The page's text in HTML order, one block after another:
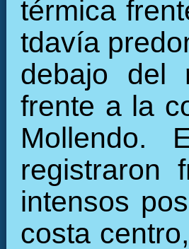
térmica
tdavía
debajo del
frente a la
Mollendo.
registraron
intensos
costa